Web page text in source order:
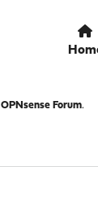
OPNsense Forum.